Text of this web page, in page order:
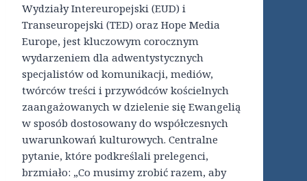
Wydziały Intereuropejski (EUD) i
Transeuropejski (TED) oraz Hope Media
Europe, jest kluczowym corocznym
wydarzeniem dla adwentystycznych
specjalistów od komunikacji, mediów,
twórców treści i przywódców kościelnych
zaangażowanych w dzielenie się Ewangelią
w sposób dostosowany do współczesnych
uwarunkowań kulturowych. Centralne
pytanie, które podkreślali prelegenci,
brzmiało: „Co musimy zrobić razem, aby